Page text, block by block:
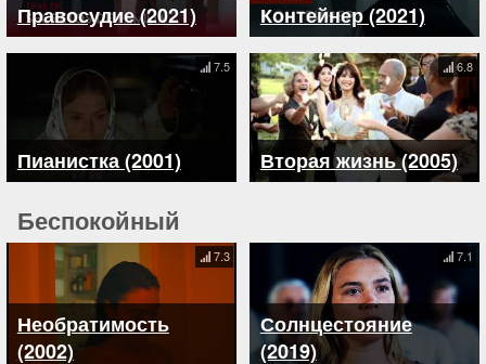
Правосудие (2021) Контейнер (2021)
Пианистка (2001)
7.5
Вторая жизнь (2005)
6.8
Беспокойный
Необратимость
(2002)
7.3
Солнцестояние
(2019)
7.1